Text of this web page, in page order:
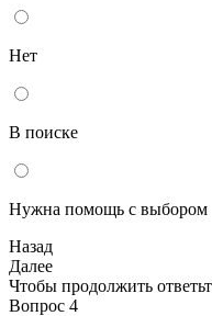
Нет
В поиске
Нужна помощь с выбором
Назад
Далее
Чтобы продолжить
Вопрос 4